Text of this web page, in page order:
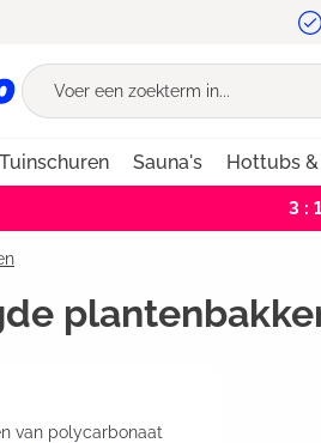
de hoofdnavigatie
Tuinschuren Sauna's Hottubs &
3 :
van polycarbonaat